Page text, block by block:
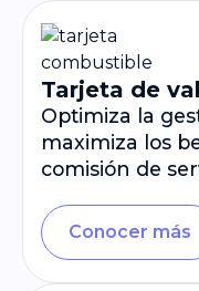
Tarjeta de
Optimiza la
maximiza los
comisión de
Conocer más